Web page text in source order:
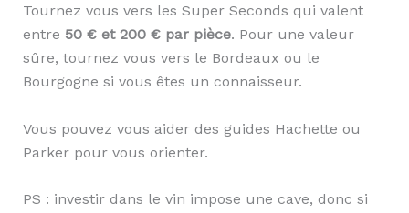
Tournez vous vers les Super Seconds qui valent
entre 50 € et 200 € par pièce. Pour une valeur
sûre, tournez vous vers le Bordeaux ou le
Bourgogne si vous êtes un connaisseur.
Vous pouvez vous aider des guides Hachette ou
Parker pour vous orienter.
PS : investir dans le vin impose une cave, donc si